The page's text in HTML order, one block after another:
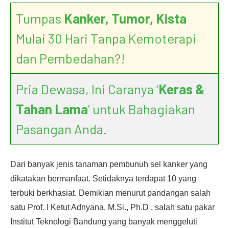
Tumpas Kanker, Tumor, Kista
Mulai 30 Hari Tanpa Kemoterapi
dan Pembedahan?!
Pria Dewasa, Ini Caranya ‘Keras &
Tahan Lama’ untuk Bahagiakan
Pasangan Anda.
Dari banyak jenis tanaman pembunuh sel kanker yang
dikatakan bermanfaat. Setidaknya terdapat 10 yang
terbuki berkhasiat. Demikian menurut pandangan salah
satu Prof. I Ketut Adnyana, M.Si., Ph.D , salah satu pakar
Institut Teknologi Bandung yang banyak menggeluti